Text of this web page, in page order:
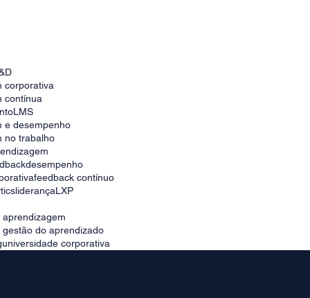
corporativa
contínua
LMS
e desempenho
no trabalho
desempenho
feedback contínuo
liderançaLXP
do aprendizado
universidade corporativa